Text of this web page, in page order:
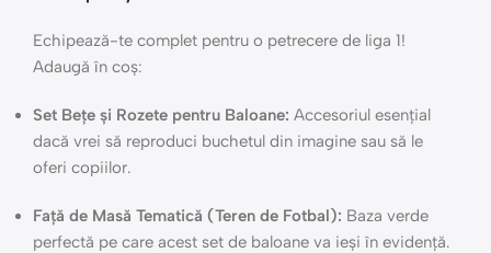
Echipează-te complet pentru o petrecere de liga 1!
Adaugă în coș:
Set Bețe și Rozete pentru Baloane: Accesoriul esențial
dacă vrei să reproduci buchetul din imagine sau să le
oferi copiilor.
Față de Masă Tematică (Teren de Fotbal): Baza verde
perfectă pe care acest set de baloane va ieși în evidență.